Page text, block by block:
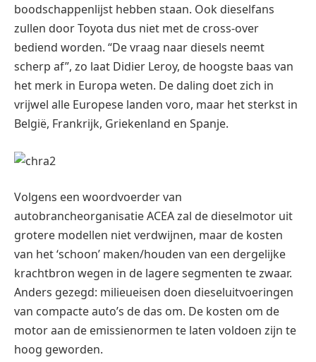
boodschappenlijst hebben staan. Ook dieselfans
zullen door Toyota dus niet met de cross-over
bediend worden. “De vraag naar diesels neemt
scherp af”, zo laat Didier Leroy, de hoogste baas van
het merk in Europa weten. De daling doet zich in
vrijwel alle Europese landen voro, maar het sterkst in
België, Frankrijk, Griekenland en Spanje.
Volgens een woordvoerder van
autobrancheorganisatie ACEA zal de dieselmotor uit
grotere modellen niet verdwijnen, maar de kosten
van het ‘schoon’ maken/houden van een dergelijke
krachtbron wegen in de lagere segmenten te zwaar.
Anders gezegd: milieueisen doen dieseluitvoeringen
van compacte auto’s de das om. De kosten om de
motor aan de emissienormen te laten voldoen zijn te
hoog geworden.